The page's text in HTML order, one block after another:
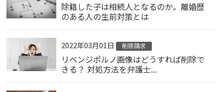
除籍した子は相続人となるのか。離婚歴
のある人の生前対策とは
2022年03月01日 削除請求
リベンジポルノ画像はどうすれば削除で
きる？ 対処方法を弁護士...